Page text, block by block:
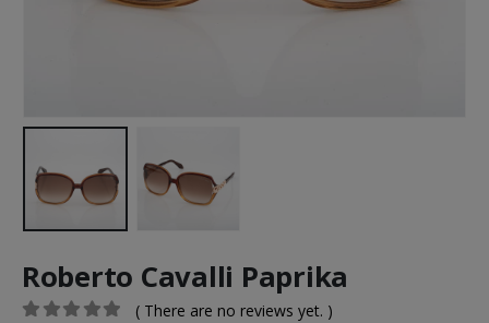
Roberto Cavalli Paprika
( There are no reviews yet. )